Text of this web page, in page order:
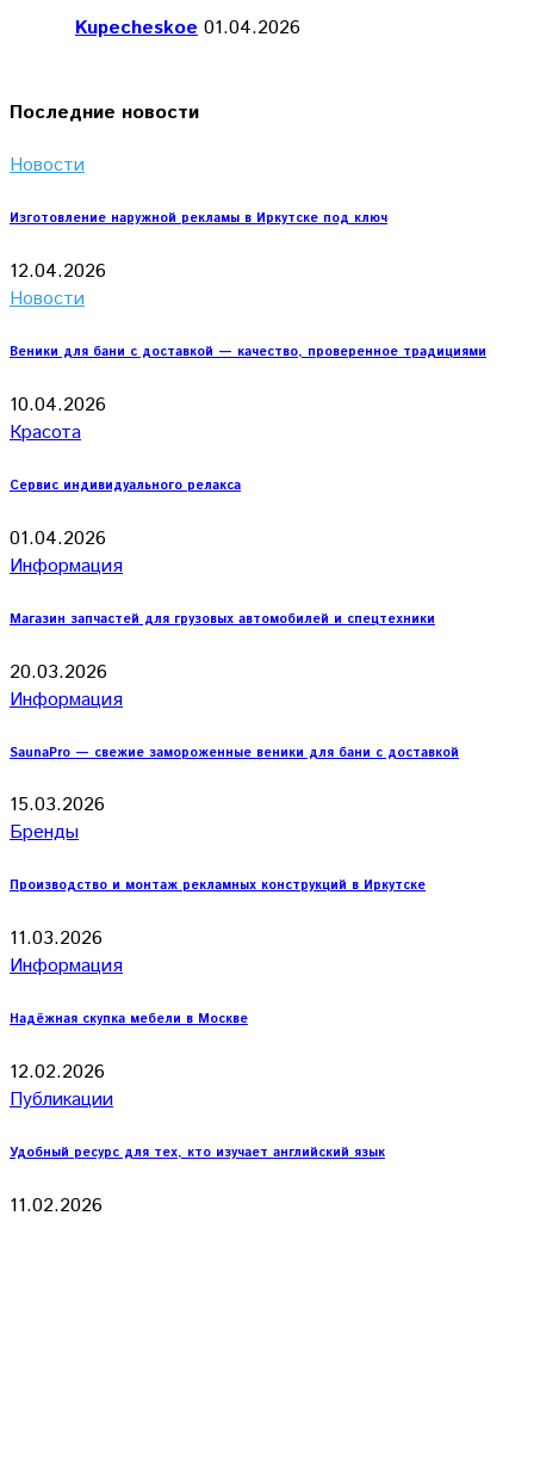
Kupecheskoe 01.04.2026
Последние новости
Новости
Изготовление наружной рекламы в Иркутске под ключ
12.04.2026
Новости
Веники для бани с доставкой — качество, проверенное традициями
10.04.2026
Красота
Сервис индивидуального релакса
01.04.2026
Информация
Магазин запчастей для грузовых автомобилей и спецтехники
20.03.2026
Информация
SaunaPro — свежие замороженные веники для бани с доставкой
15.03.2026
Бренды
Производство и монтаж рекламных конструкций в Иркутске
11.03.2026
Информация
Надёжная скупка мебели в Москве
12.02.2026
Публикации
Удобный ресурс для тех, кто изучает английский язык
11.02.2026